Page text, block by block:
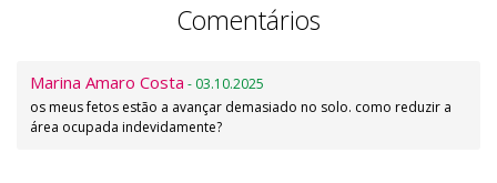
Comentários
Marina Amaro Costa - 03.10.2025
os meus fetos estão a avançar demasiado no solo. como reduzir a
área ocupada indevidamente?